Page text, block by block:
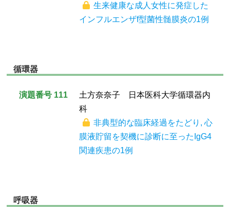
生来健康な成人女性に発症した
インフルエンザf型菌性髄膜炎の1例
循環器
演題番号 111
土方奈奈子 日本医科大学循環器内
科
非典型的な臨床経過をたどり, 心
膜液貯留を契機に診断に至ったIgG4
関連疾患の1例
呼吸器